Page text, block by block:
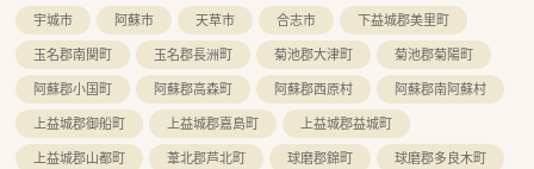
宇城市
阿蘇市 天草市 合志市
下益城郡美里町
玉名郡南関町
玉名郡長洲町 菊池郡大津町
菊池郡菊陽町
阿蘇郡小国町
阿蘇郡高森町 阿蘇郡西原村
阿蘇郡南阿蘇村
上益城郡御船町
上益城郡嘉島町
上益城郡益城町
上益城郡山都町
葦北郡芦北町 球磨郡錦町
球磨郡多良木町